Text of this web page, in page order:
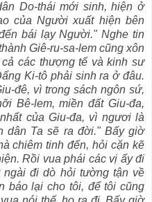
Do-thái mới sinh, hiện ở
của Người xuất hiện bên
bái lạy Người." Nghe tin
Giê-ru-sa-lem cũng xôn
các thượng tế và kinh sư
Ki-tô phải sinh ra ở đâu.
đê, vì trong sách ngôn sứ,
Bê-lem, miền đất Giu-đa,
của Giu-đa, vì ngươi là
dân Ta sẽ ra đời." Bấy giờ
chiêm tinh đến, hỏi cặn kẽ
Rồi vua phái các vị ấy đi
ngài đi dò hỏi tường tận về
báo lại cho tôi, để tôi cũng